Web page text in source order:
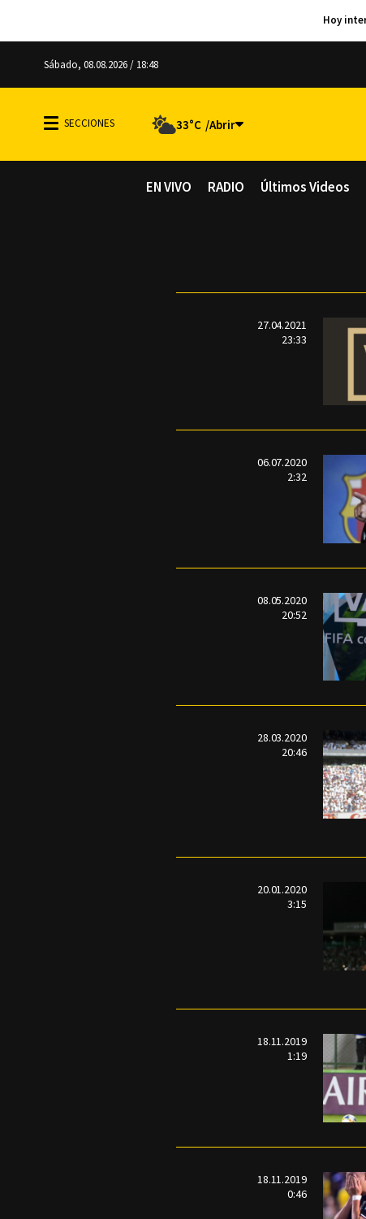
Sábado, 08.08.2026 / 18:48
33°C
EN VIVO RADIO Últimos Videos
27.04.2021
23:33
06.07.2020
2:32
08.05.2020
20:52
28.03.2020
20:46
20.01.2020
3:15
18.11.2019
1:19
18.11.2019
0:46